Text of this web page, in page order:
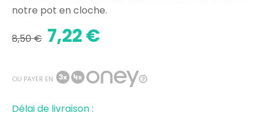
notre pot en cloche.
8,50 € 7,22 €
OU PAYER EN
Délai de livraison :